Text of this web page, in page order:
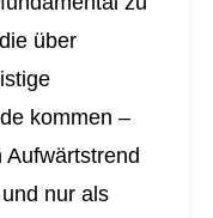
über
kommen –
nur als